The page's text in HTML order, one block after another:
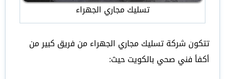
تسليك مجاري الجهراء
تتكون شركة تسليك مجاري الجهراء من فريق كبير من
أكفأ فني صحي بالكويت حيث: